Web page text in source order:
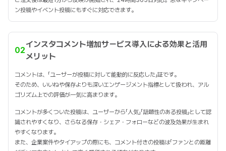
ン投稿やイベント投稿にもすぐに対応できます。
02
インスタコメント増加サービス導入による効果と活用
メリット
コメントは、「ユーザーが投稿に対して能動的に反応した」証です。
そのため、いいねや保存よりも深いエンゲージメント指標として扱われ、アル
ゴリズム上での評価が一気に高まります。
コメントが多くついた投稿は、ユーザーから「人気」「話題性のある投稿」として認
識されやすくなり、さらなる保存・シェア・フォローなどの波及効果が生まれ
やすくなります。
また、企業案件やタイアップの際にも、コメント付きの投稿は「ファンとの距離